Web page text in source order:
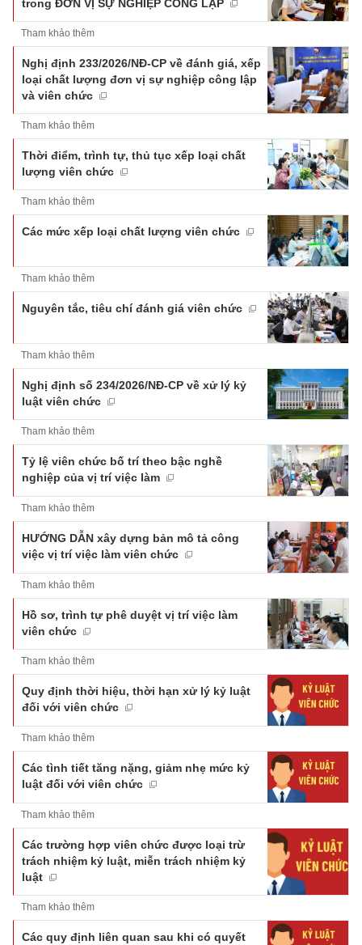
trong ĐƠN VỊ SỰ NGHIỆP CÔNG LẬP
Tham khảo thêm
Nghị định 233/2026/NĐ-CP về đánh giá, xếp
loại chất lượng đơn vị sự nghiệp công lập
và viên chức
Tham khảo thêm
Thời điểm, trình tự, thủ tục xếp loại chất
lượng viên chức
Tham khảo thêm
Các mức xếp loại chất lượng viên chức
Tham khảo thêm
Nguyên tắc, tiêu chí đánh giá viên chức
Tham khảo thêm
Nghị định số 234/2026/NĐ-CP về xử lý kỷ
luật viên chức
Tham khảo thêm
Tỷ lệ viên chức bố trí theo bậc nghề
nghiệp của vị trí việc làm
Tham khảo thêm
HƯỚNG DẪN xây dựng bản mô tả công
việc vị trí việc làm viên chức
Tham khảo thêm
Hồ sơ, trình tự phê duyệt vị trí việc làm
viên chức
Tham khảo thêm
Quy định thời hiệu, thời hạn xử lý kỷ luật
đối với viên chức
Tham khảo thêm
Các tình tiết tăng nặng, giảm nhẹ mức kỷ
luật đối với viên chức
Tham khảo thêm
Các trường hợp viên chức được loại trừ
trách nhiệm kỷ luật, miễn trách nhiệm kỷ
luật
Tham khảo thêm
Các quy định liên quan sau khi có quyết